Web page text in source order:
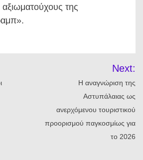
της
Next:
Η αναγνώριση της
Αστυπάλαιας ως
ανερχόμενου τουριστικού
προορισμού παγκοσμίως για
το 2026